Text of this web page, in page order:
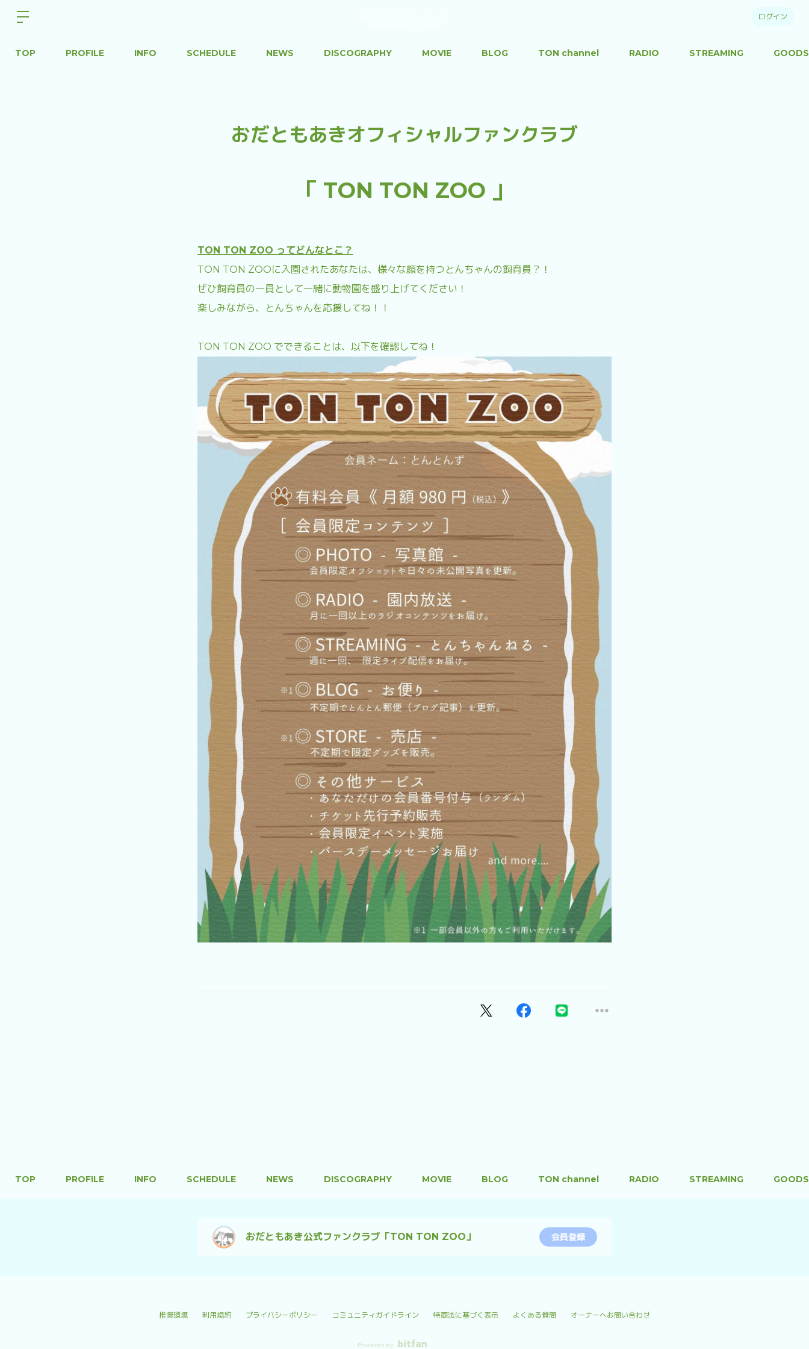
ログイン
TOP PROFILE INFO SCHEDULE NEWS DISCOGRAPHY MOVIE BLOG TON channel RADIO STREAMING
おだともあきオフィシャルファンクラブ
「 TON TON ZOO 」
TON TON ZOO ってどんなとこ？
TON TON ZOOに入園されたあなたは、様々な顔を持つとんちゃんの飼育員？！
ぜひ飼育員の一員として一緒に動物園を盛り上げてください！
楽しみながら、とんちゃんを応援してね！！
TON TON ZOO でできることは、以下を確認してね！
TOP PROFILE INFO SCHEDULE NEWS DISCOGRAPHY MOVIE BLOG TON channel RADIO STREAMING
おだともあき公式ファンクラブ「TON TON ZOO」 会員登録
推奨環境 利用規約 プライバシーポリシー コミュニティガイドライン 特商法に基づく表示 よくある質問 オーナーへお問い合わせ
Powered by